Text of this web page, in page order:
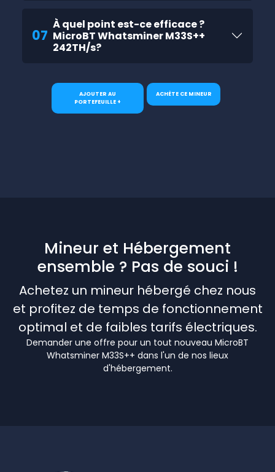
07
À quel point est-ce efficace ?
MicroBT Whatsminer M33S++
242TH/s?
AJOUTER AU
PORTEFEUILLE +
ACHÈTE CE MINEUR
Mineur et Hébergement
ensemble ? Pas de souci !
Achetez un mineur hébergé chez nous
et profitez de temps de fonctionnement
optimal et de faibles tarifs électriques.
Demander une offre pour un tout nouveau MicroBT
Whatsminer M33S++ dans l'un de nos lieux
d'hébergement.